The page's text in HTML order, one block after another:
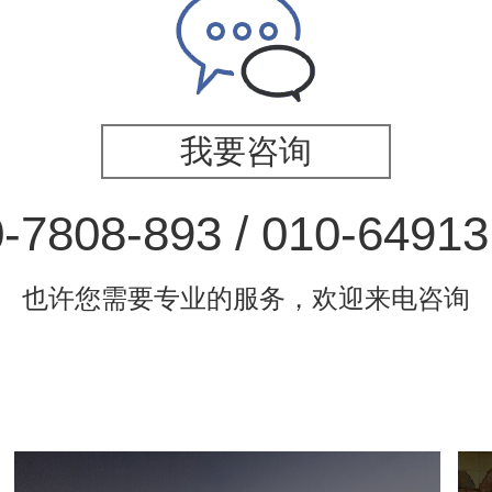
我要咨询
7808-893 / 010-
也许您需要专业的服务，欢迎来电咨询